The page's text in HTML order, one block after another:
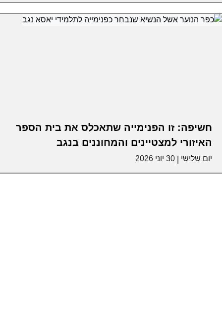
חשיפה: זו הפנימייה שתאכלס את בית הספר
האיזורי למצטיינים והמחוננים בנגב
יום שלישי 30 יוני 2026